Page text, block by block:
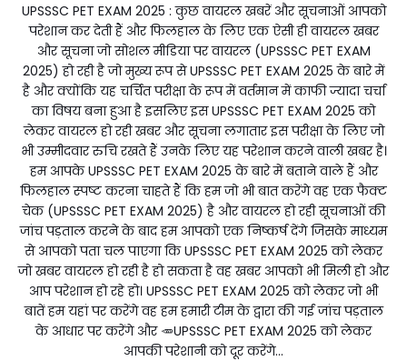
UPSSSC PET EXAM 2025 : कुछ वायरल खबरें और सूचनाओं आपको
परेशान कर देती हैं और फिलहाल के लिए एक ऐसी ही वायरल खबर
और सूचना जो सोशल मीडिया पर वायरल (UPSSSC PET EXAM
2025) हो रही है जो मुख्य रूप से UPSSSC PET EXAM 2025 के बारे में
है और क्योंकि यह चर्चित परीक्षा के रूप में वर्तमान में काफी ज्यादा चर्चा
का विषय बना हुआ है इसलिए इस UPSSSC PET EXAM 2025 को
लेकर वायरल हो रही खबर और सूचना लगातार इस परीक्षा के लिए जो
भी उम्मीदवार रुचि रखते हैं उनके लिए यह परेशान करने वाली खबर है।
हम आपके UPSSSC PET EXAM 2025 के बारे में बताने वाले हैं और
फिलहाल स्पष्ट करना चाहते हैं कि हम जो भी बात करेंगे वह एक फैक्ट
चेक (UPSSSC PET EXAM 2025) है और वायरल हो रही सूचनाओं की
जांच पड़ताल करने के बाद हम आपको एक निष्कर्ष देंगे जिसके माध्यम
से आपको पता चल पाएगा कि UPSSSC PET EXAM 2025 को लेकर
जो खबर वायरल हो रही है हो सकता है वह खबर आपको भी मिली हो और
आप परेशान हो रहे हो। UPSSSC PET EXAM 2025 को लेकर जो भी
बातें हम यहां पर करेंगे वह हम हमारी टीम के द्वारा की गई जांच पड़ताल
के आधार पर करेंगे और 🥕UPSSSC PET EXAM 2025 को लेकर
आपकी परेशानी को दूर करेंगे...